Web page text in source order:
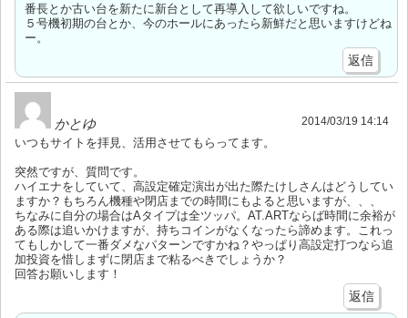
番長とか古い台を新たに新台として再導入して欲しいですね。
５号機初期の台とか、今のホールにあったら新鮮だと思いますけどね
ー。
返信
かとゆ 2014/03/19 14:14
いつもサイトを拝見、活用させてもらってます。
突然ですが、質問です。
ハイエナをしていて、高設定確定演出が出た際たけしさんはどうしてい
ますか？もちろん機種や閉店までの時間にもよると思いますが、、、
ちなみに自分の場合はAタイプは全ツッパ。AT.ARTならば時間に余裕が
ある際は追いかけますが、持ちコインがなくなったら諦めます。これっ
てもしかして一番ダメなパターンですかね？やっぱり高設定打つなら追
加投資を惜しまずに閉店まで粘るべきでしょうか？
回答お願いします！
返信